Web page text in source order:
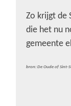
Zo krijgt de
die het nu
gemeente
bron: De Oude of Sint-